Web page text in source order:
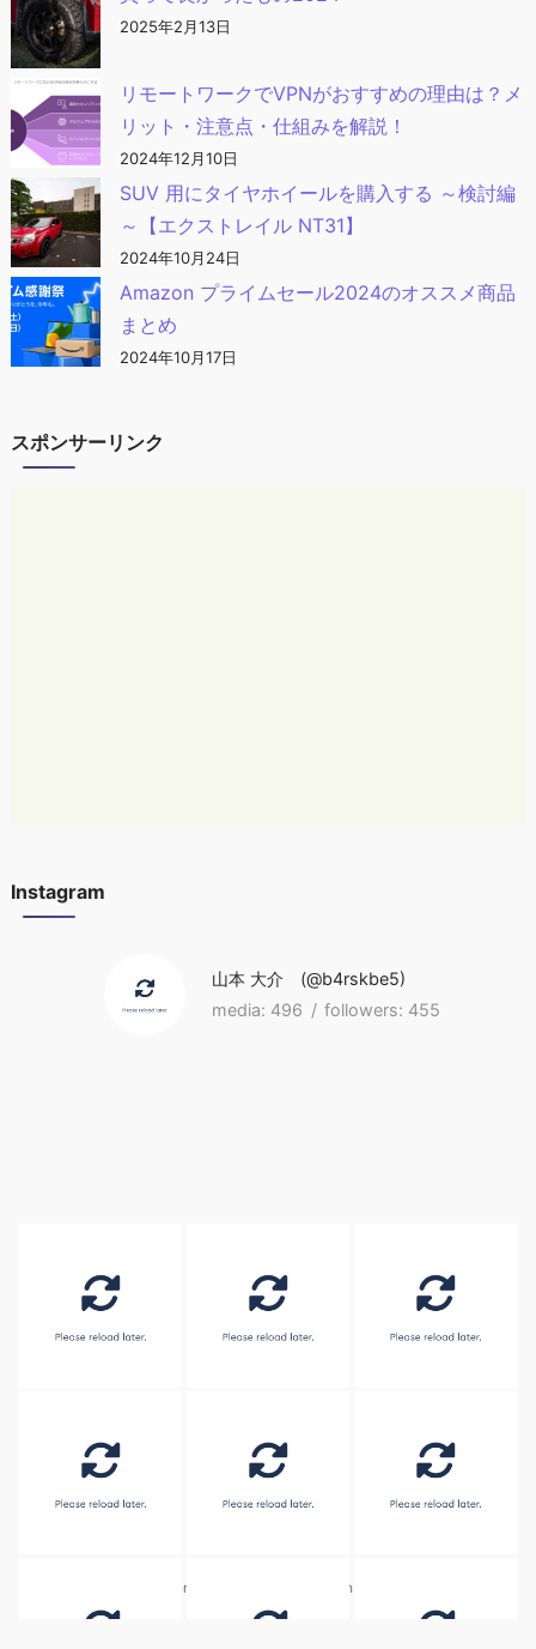
2025年2月13日
リモートワークでVPNがおすすめの理由は？メ
リット・注意点・仕組みを解説！
2024年12月10日
SUV 用にタイヤホイールを購入する ～検討編
～【エクストレイル NT31】
2024年10月24日
Amazon プライムセール2024のオススメ商品
まとめ
2024年10月17日
スポンサーリンク
Instagram
山本 大介
b4rskbe5
496
455
Combine Social Photos from